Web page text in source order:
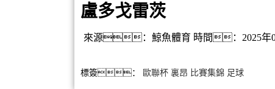
盧多戈雷茨
來源：鯨魚體育 時間：2025年
標簽： 歐聯杯 裏昂 比賽集錦 足球